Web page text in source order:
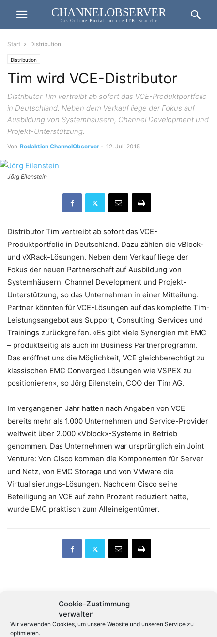
Cookie-Zustimmung
verwalten
Wir verwenden Cookies, um unsere Website und unseren Service zu
optimieren.
CHANNELOBSERVER
Das Online-Portal für die ITK-Branche
Start Distribution
Distribution
Tim wird VCE-Distributor
Distributor Tim vertreibt ab sofort das VCE-Produktportfolio
in Deutschland. Neben dem Verkauf liege der Fokus auf
Ausbildung von Systemhäusern, Channel Development und
Projekt-Unterstützung.
Von Redaktion ChannelObserver - 12. Juli 2015
Jörg Eilenstein
Distributor Tim vertreibt ab sofort das VCE-
Produktportfolio in Deutschland. Dazu zählen die vBlock-
und vXRack-Lösungen. Neben dem Verkauf liege der
Fokus der neuen Partnerschaft auf Ausbildung von
Systemhäusern, Channel Development und Projekt-
Unterstützung, so das Unternehmen in einer Mitteilung.
Partner könnten für VCE-Lösungen auf das komplette Tim-
Leistungsangebot aus Support, Consulting, Services und
Trainings zurückgreifen. «Es gibt viele Synergien mit EMC
– produktseitig als auch im Business Partnerprogramm.
Das eröffnet uns die Möglichkeit, VCE gleichberechtigt zu
klassischen EMC Converged Lösungen wie VSPEX zu
positionieren», so Jörg Eilenstein, COO der Tim AG.
Im vergangenen Jahr hatten nach Angaben von VCE
bereits mehr als 1.000 Unternehmen und Service-Provider
weltweit über 2.000 «Vblock»-Systeme in Betrieb
genommen. Das Unternehmen war ursprünglich ein Joint
Venture: Von Cisco kommen die Komponenten für Server
und Netz, von EMC Storage und von VMware die
Virtualisierungs-Lösungen. Nachdem Cisco seine
Beteiligung an VCE auf zehn Prozent reduziert hatte,
wurde EMC praktisch zum Alleineigentümer.
Absatz der Apple Watch geht
drastisch zurück
Kartellamtschef: Kümmern
Digitalkonzerne